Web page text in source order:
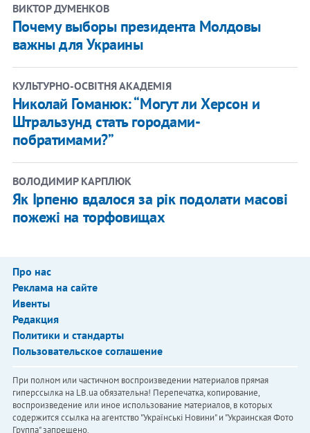
ВИКТОР ДУМЕНКОВ
Почему выборы президента Молдовы
важны для Украины
КУЛЬТУРНО-ОСВІТНЯ АКАДЕМІЯ
Николай Гоманюк: “Могут ли Херсон и
Штральзунд стать городами-
побратимами?”
ВОЛОДИМИР КАРПЛЮК
Як Ірпеню вдалося за рік подолати масові
пожежі на торфовищах
Про нас
Реклама на сайте
Ивенты
Редакция
Политики и стандарты
Пользовательское соглашение
При полном или частичном воспроизведении материалов прямая
гиперссылка на LB.ua обязательна! Перепечатка, копирование,
воспроизведение или иное использование материалов, в которых
содержится ссылка на агентство "Українськi Новини" и "Украинская Фото
Группа" запрещено.